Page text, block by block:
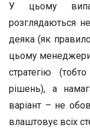
У цьому
розглядаються
деяка (як
цьому менеджери
стратегію
рішень), а
варіант – не
влаштовує всіх